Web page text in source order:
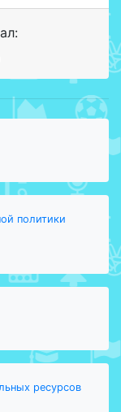
политики
ресурсов